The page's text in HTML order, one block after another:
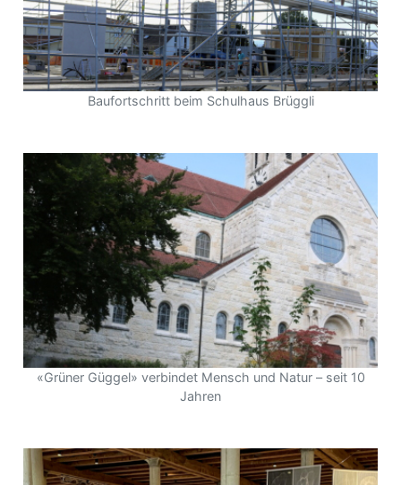
Baufortschritt beim Schulhaus Brüggli
«Grüner Güggel» verbindet Mensch und Natur – seit 10
Jahren